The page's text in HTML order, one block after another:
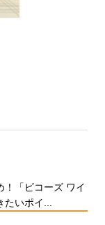
！「ビコーズ ワイ
いポイ...